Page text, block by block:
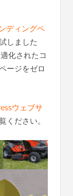
ディングペ
しました
化されたコ
ージをゼロ
ウェブサ
ください。